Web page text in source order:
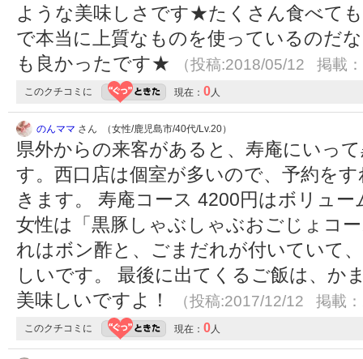
ような美味しさです★たくさん食べて
で本当に上質なものを使っているのだ
も良かったです★
（投稿:2018/05/12 掲載
このクチコミに 現在： 0人
のんママ さん （女性/鹿児島市/40代/Lv.20）
県外からの来客があると、寿庵にいっ
す。西口店は個室が多いので、予約を
きます。 寿庵コース 4200円はボリュ
女性は「黒豚しゃぶしゃぶおごじょコ
れはボン酢と、ごまだれが付いていて
しいです。 最後に出てくるご飯は、か
美味しいですよ！
（投稿:2017/12/12 掲載
このクチコミに 現在： 0人